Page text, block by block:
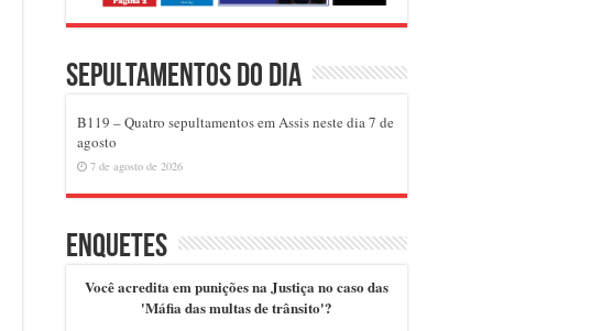
Sepultamentos do dia
B119 – Quatro sepultamentos em Assis neste dia 7 de
agosto
7 de agosto de 2026
Enquetes
Você acredita em punições na Justiça no caso das
'Máfia das multas de trânsito'?